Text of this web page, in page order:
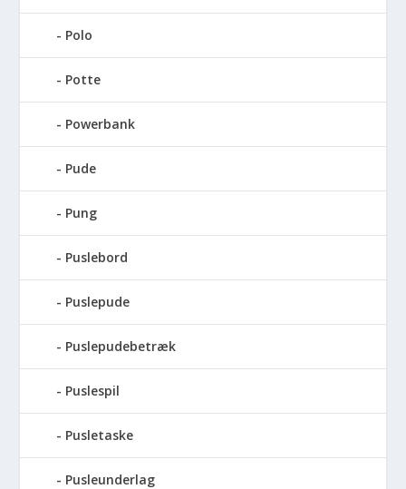
Polo
Potte
Powerbank
Pude
Pung
Puslebord
Puslepude
Puslepudebetræk
Puslespil
Pusletaske
Pusleunderlag